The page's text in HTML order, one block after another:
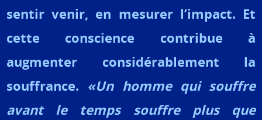
sentir venir, en mesurer l’impact. Et
cette conscience contribue à
augmenter considérablement la
souffrance. «Un homme qui souffre
avant le temps souffre plus que